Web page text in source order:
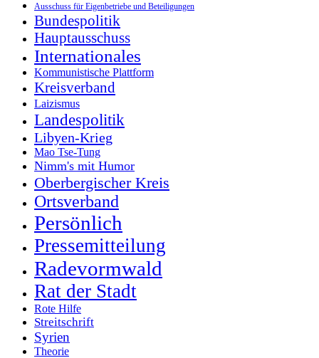
Ausschuss für Eigenbetriebe und Beteiligungen
Bundespolitik
Hauptausschuss
Internationales
Kommunistische Plattform
Kreisverband
Laizismus
Landespolitik
Libyen-Krieg
Mao Tse-Tung
Nimm's mit Humor
Oberbergischer Kreis
Ortsverband
Persönlich
Pressemitteilung
Radevormwald
Rat der Stadt
Rote Hilfe
Streitschrift
Syrien
Theorie